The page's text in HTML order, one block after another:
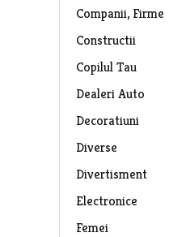
Companii, Firme
Constructii
Copilul Tau
Dealeri Auto
Decoratiuni
Diverse
Divertisment
Electronice
Femei